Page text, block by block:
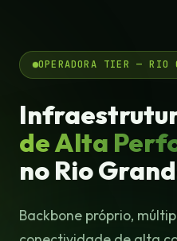
OPERADORA TIER — RIO
de Alta
no Rio
Backbone próprio,